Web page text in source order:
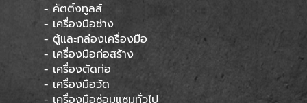
- คัตติ้งทูลส์
- เครื่องมือช่าง
- ตู้และกล่องเครื่องมือ
- เครื่องมือก่อสร้าง
- เครื่องตัดท่อ
- เครื่องมือวัด